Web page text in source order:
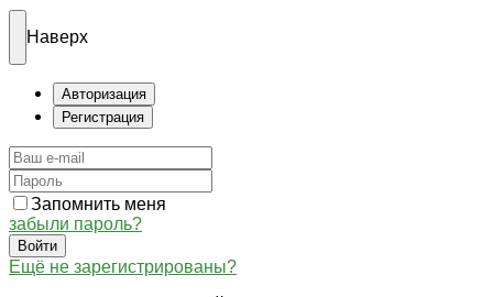
Наверх
Авторизация
Регистрация
Запомнить меня
забыли пароль?
Войти
Ещё не зарегистрированы?